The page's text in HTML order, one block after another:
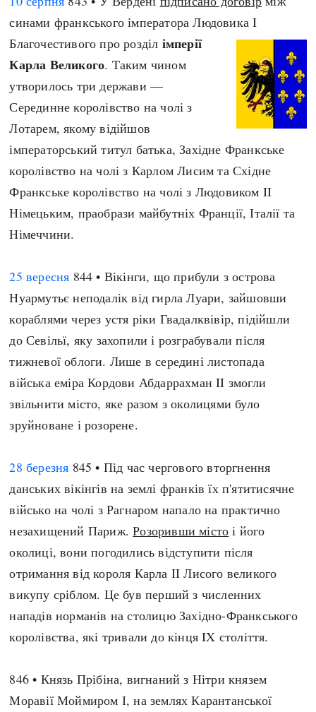
синами франкського імператора Людовика I
Благочестивого про розділ імперії
Карла Великого. Таким чином
утворилось три держави —
Серединне королівство на чолі з
Лотарем, якому відійшов
імператорський титул батька, Західне Франкське
королівство на чолі з Карлом Лисим та Східне
Франкське королівство на чолі з Людовиком II
Німецьким, праобрази майбутніх Франції, Італії та
Німеччини.
25 вересня 844 • Вікінги, що прибули з острова
Нуармутьє неподалік від гирла Луари, зайшовши
кораблями через устя ріки Гвадалквівір, підійшли
до Севільї, яку захопили і розграбували після
тижневої облоги. Лише в середині листопада
війська еміра Кордови Абдаррахман II змогли
звільнити місто, яке разом з околицями було
зруйноване і розорене.
28 березня 845 • Під час чергового вторгнення
данських вікінгів на землі франків їх п'ятитисячне
військо на чолі з Рагнаром напало на практично
незахищений Париж.Розоривши місто і його
околиці, вони погодились відступити після
отримання від короля Карла II Лисого великого
викупу сріблом. Це був перший з численних
нападів норманів на столицю Західно-Франкського
королівства, які тривали до кінця IX століття.
846 • Князь Прібіна, вигнаний з Нітри князем
Моравії Моймиром І, на землях Карантанської